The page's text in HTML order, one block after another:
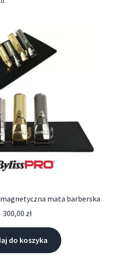
mata barberska
300,00 zł
do koszyka